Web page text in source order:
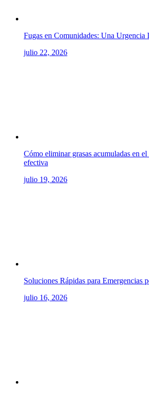
Fugas en Comunidades: Una Urgencia
julio 22, 2026
Cómo eliminar grasas acumuladas en
efectiva
julio 19, 2026
Soluciones Rápidas para Emergencias
julio 16, 2026